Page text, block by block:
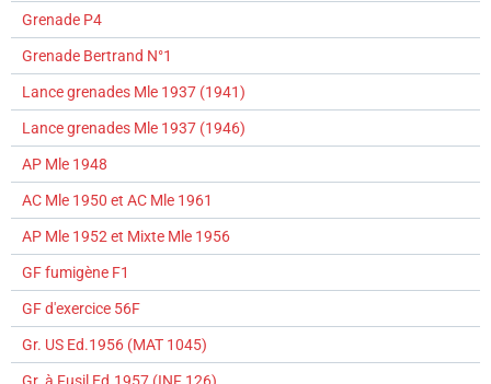
Grenade P4
Grenade Bertrand N°1
Lance grenades Mle 1937 (1941)
Lance grenades Mle 1937 (1946)
AP Mle 1948
AC Mle 1950 et AC Mle 1961
AP Mle 1952 et Mixte Mle 1956
GF fumigène F1
GF d'exercice 56F
Gr. US Ed.1956 (MAT 1045)
Gr. à Fusil Ed.1957 (INF 126)